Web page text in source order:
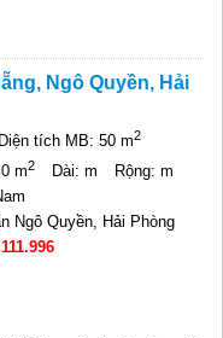
Ngô Quyền, Hải
Diện tích MB: 50 m2
m2 Dài: m
Rộng: m
Ngô Quyền, Hải Phòng